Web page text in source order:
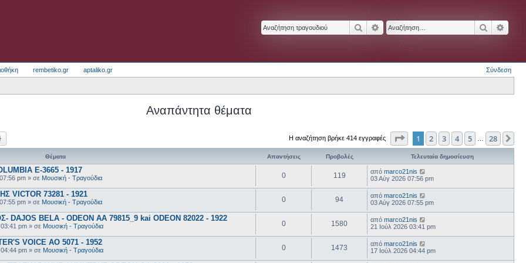
ΑναζήτησηΕιδική αναζήτηση
rembetiko.gr aptaliko.gr Σύνδεση
Αναπάντητα θέματα
Η αναζήτηση βρήκε 414 εγγραφές Σελίδα1 από 28
1 2 3 4 5 28
Θέματα Απαντήσεις Προβολές Τελευταία δημοσίευση
E-3665 - 1917
pm » σε Μουσική - Τραγούδια 0 119 από marco21nis
03 Αύγ 2026 07:56 pm
VICTOR 73281 - 1921
pm » σε Μουσική - Τραγούδια 0 94 από marco21nis
03 Αύγ 2026 07:55 pm
BELA - ODEON AA 79815_9 kai ODEON 82022 - 1922
pm » σε Μουσική - Τραγούδια 0 1580 από marco21nis
21 Ιούλ 2026 03:41 pm
VOICE AO 5071 - 1952
04:44 pm » σε Μουσική - Τραγούδια 0 1473 από marco21nis
17 Ιούλ 2026 04:44 pm